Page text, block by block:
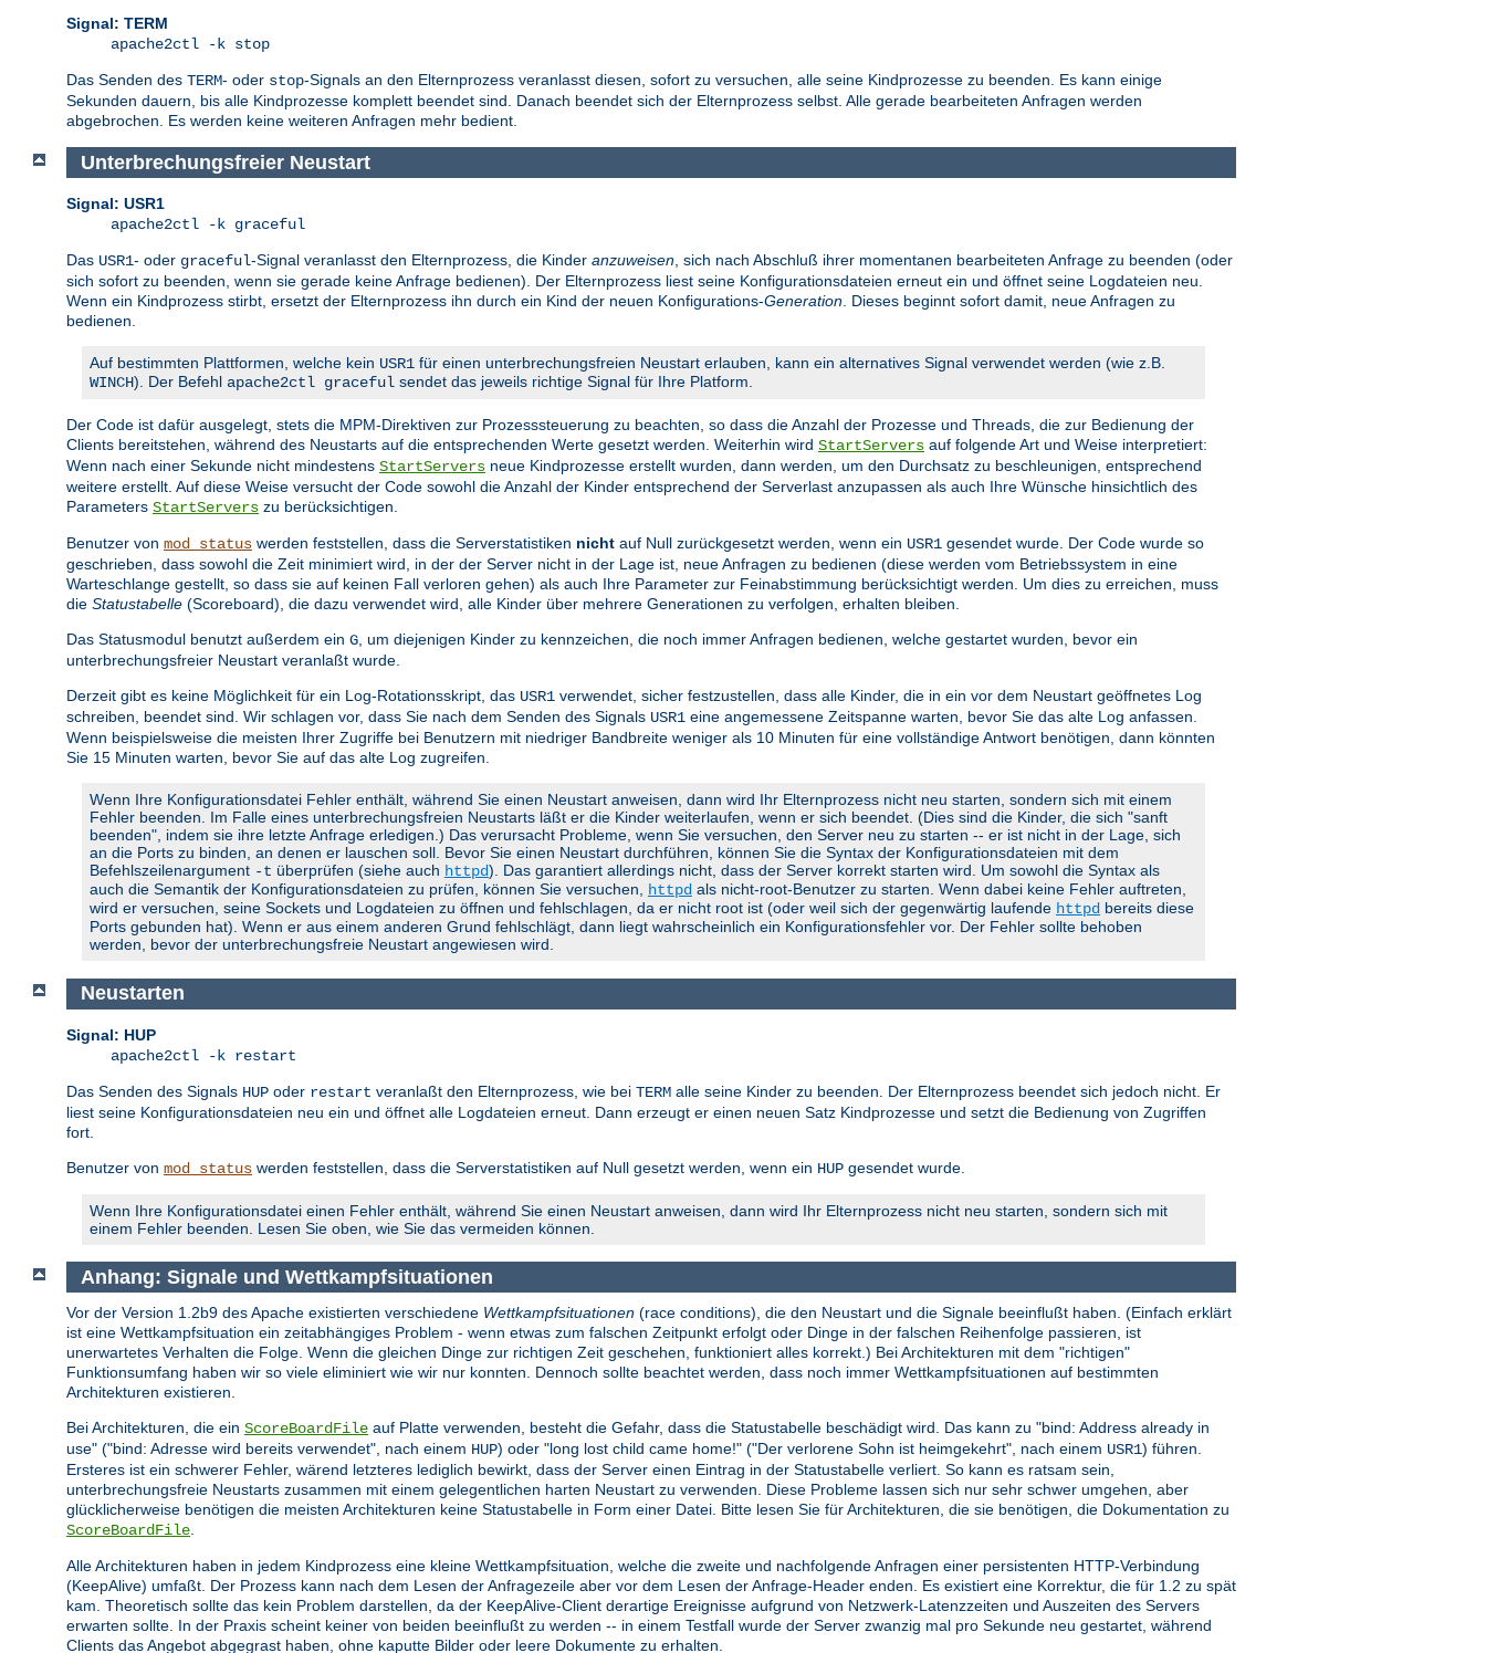
Signal: TERM
apache2ctl -k stop
Das Senden des TERM- oder stop-Signals an den Elternprozess veranlasst diesen, sofort zu versuchen, alle seine Kindprozesse zu beenden. Es kann einige
Sekunden dauern, bis alle Kindprozesse komplett beendet sind. Danach beendet sich der Elternprozess selbst. Alle gerade bearbeiteten Anfragen werden
abgebrochen. Es werden keine weiteren Anfragen mehr bedient.
Unterbrechungsfreier Neustart
Signal: USR1
apache2ctl -k graceful
Das USR1- oder graceful-Signal veranlasst den Elternprozess, die Kinder anzuweisen, sich nach Abschluß ihrer momentanen bearbeiteten Anfrage zu beenden (oder
sich sofort zu beenden, wenn sie gerade keine Anfrage bedienen). Der Elternprozess liest seine Konfigurationsdateien erneut ein und öffnet seine Logdateien neu.
Wenn ein Kindprozess stirbt, ersetzt der Elternprozess ihn durch ein Kind der neuen Konfigurations-Generation. Dieses beginnt sofort damit, neue Anfragen zu
bedienen.
Auf bestimmten Plattformen, welche kein USR1 für einen unterbrechungsfreien Neustart erlauben, kann ein alternatives Signal verwendet werden (wie z.B.
WINCH). Der Befehl apache2ctl graceful sendet das jeweils richtige Signal für Ihre Platform.
Der Code ist dafür ausgelegt, stets die MPM-Direktiven zur Prozesssteuerung zu beachten, so dass die Anzahl der Prozesse und Threads, die zur Bedienung der
Clients bereitstehen, während des Neustarts auf die entsprechenden Werte gesetzt werden. Weiterhin wird StartServers auf folgende Art und Weise interpretiert:
Wenn nach einer Sekunde nicht mindestens StartServers neue Kindprozesse erstellt wurden, dann werden, um den Durchsatz zu beschleunigen, entsprechend
weitere erstellt. Auf diese Weise versucht der Code sowohl die Anzahl der Kinder entsprechend der Serverlast anzupassen als auch Ihre Wünsche hinsichtlich des
Parameters StartServers zu berücksichtigen.
Benutzer von mod_status werden feststellen, dass die Serverstatistiken nicht auf Null zurückgesetzt werden, wenn ein USR1 gesendet wurde. Der Code wurde so
geschrieben, dass sowohl die Zeit minimiert wird, in der der Server nicht in der Lage ist, neue Anfragen zu bedienen (diese werden vom Betriebssystem in eine
Warteschlange gestellt, so dass sie auf keinen Fall verloren gehen) als auch Ihre Parameter zur Feinabstimmung berücksichtigt werden. Um dies zu erreichen, muss
die Statustabelle (Scoreboard), die dazu verwendet wird, alle Kinder über mehrere Generationen zu verfolgen, erhalten bleiben.
Das Statusmodul benutzt außerdem ein G, um diejenigen Kinder zu kennzeichen, die noch immer Anfragen bedienen, welche gestartet wurden, bevor ein
unterbrechungsfreier Neustart veranlaßt wurde.
Derzeit gibt es keine Möglichkeit für ein Log-Rotationsskript, das USR1 verwendet, sicher festzustellen, dass alle Kinder, die in ein vor dem Neustart geöffnetes Log
schreiben, beendet sind. Wir schlagen vor, dass Sie nach dem Senden des Signals USR1 eine angemessene Zeitspanne warten, bevor Sie das alte Log anfassen.
Wenn beispielsweise die meisten Ihrer Zugriffe bei Benutzern mit niedriger Bandbreite weniger als 10 Minuten für eine vollständige Antwort benötigen, dann könnten
Sie 15 Minuten warten, bevor Sie auf das alte Log zugreifen.
Wenn Ihre Konfigurationsdatei Fehler enthält, während Sie einen Neustart anweisen, dann wird Ihr Elternprozess nicht neu starten, sondern sich mit einem
Fehler beenden. Im Falle eines unterbrechungsfreien Neustarts läßt er die Kinder weiterlaufen, wenn er sich beendet. (Dies sind die Kinder, die sich "sanft
beenden", indem sie ihre letzte Anfrage erledigen.) Das verursacht Probleme, wenn Sie versuchen, den Server neu zu starten -- er ist nicht in der Lage, sich
an die Ports zu binden, an denen er lauschen soll. Bevor Sie einen Neustart durchführen, können Sie die Syntax der Konfigurationsdateien mit dem
Befehlszeilenargument -t überprüfen (siehe auch httpd). Das garantiert allerdings nicht, dass der Server korrekt starten wird. Um sowohl die Syntax als
auch die Semantik der Konfigurationsdateien zu prüfen, können Sie versuchen, httpd als nicht-root-Benutzer zu starten. Wenn dabei keine Fehler auftreten,
wird er versuchen, seine Sockets und Logdateien zu öffnen und fehlschlagen, da er nicht root ist (oder weil sich der gegenwärtig laufende httpd bereits diese
Ports gebunden hat). Wenn er aus einem anderen Grund fehlschlägt, dann liegt wahrscheinlich ein Konfigurationsfehler vor. Der Fehler sollte behoben
werden, bevor der unterbrechungsfreie Neustart angewiesen wird.
Neustarten
Signal: HUP
apache2ctl -k restart
Das Senden des Signals HUP oder restart veranlaßt den Elternprozess, wie bei TERM alle seine Kinder zu beenden. Der Elternprozess beendet sich jedoch nicht. Er
liest seine Konfigurationsdateien neu ein und öffnet alle Logdateien erneut. Dann erzeugt er einen neuen Satz Kindprozesse und setzt die Bedienung von Zugriffen
fort.
Benutzer von mod_status werden feststellen, dass die Serverstatistiken auf Null gesetzt werden, wenn ein HUP gesendet wurde.
Wenn Ihre Konfigurationsdatei einen Fehler enthält, während Sie einen Neustart anweisen, dann wird Ihr Elternprozess nicht neu starten, sondern sich mit
einem Fehler beenden. Lesen Sie oben, wie Sie das vermeiden können.
Anhang: Signale und Wettkampfsituationen
Vor der Version 1.2b9 des Apache existierten verschiedene Wettkampfsituationen (race conditions), die den Neustart und die Signale beeinflußt haben. (Einfach erklärt
ist eine Wettkampfsituation ein zeitabhängiges Problem - wenn etwas zum falschen Zeitpunkt erfolgt oder Dinge in der falschen Reihenfolge passieren, ist
unerwartetes Verhalten die Folge. Wenn die gleichen Dinge zur richtigen Zeit geschehen, funktioniert alles korrekt.) Bei Architekturen mit dem "richtigen"
Funktionsumfang haben wir so viele eliminiert wie wir nur konnten. Dennoch sollte beachtet werden, dass noch immer Wettkampfsituationen auf bestimmten
Architekturen existieren.
Bei Architekturen, die ein ScoreBoardFile auf Platte verwenden, besteht die Gefahr, dass die Statustabelle beschädigt wird. Das kann zu "bind: Address already in
use" ("bind: Adresse wird bereits verwendet", nach einem HUP) oder "long lost child came home!" ("Der verlorene Sohn ist heimgekehrt", nach einem USR1) führen.
Ersteres ist ein schwerer Fehler, wärend letzteres lediglich bewirkt, dass der Server einen Eintrag in der Statustabelle verliert. So kann es ratsam sein,
unterbrechungsfreie Neustarts zusammen mit einem gelegentlichen harten Neustart zu verwenden. Diese Probleme lassen sich nur sehr schwer umgehen, aber
glücklicherweise benötigen die meisten Architekturen keine Statustabelle in Form einer Datei. Bitte lesen Sie für Architekturen, die sie benötigen, die Dokumentation zu
ScoreBoardFile.
Alle Architekturen haben in jedem Kindprozess eine kleine Wettkampfsituation, welche die zweite und nachfolgende Anfragen einer persistenten HTTP-Verbindung
(KeepAlive) umfaßt. Der Prozess kann nach dem Lesen der Anfragezeile aber vor dem Lesen der Anfrage-Header enden. Es existiert eine Korrektur, die für 1.2 zu spät
kam. Theoretisch sollte das kein Problem darstellen, da der KeepAlive-Client derartige Ereignisse aufgrund von Netzwerk-Latenzzeiten und Auszeiten des Servers
erwarten sollte. In der Praxis scheint keiner von beiden beeinflußt zu werden -- in einem Testfall wurde der Server zwanzig mal pro Sekunde neu gestartet, während
Clients das Angebot abgegrast haben, ohne kaputte Bilder oder leere Dokumente zu erhalten.